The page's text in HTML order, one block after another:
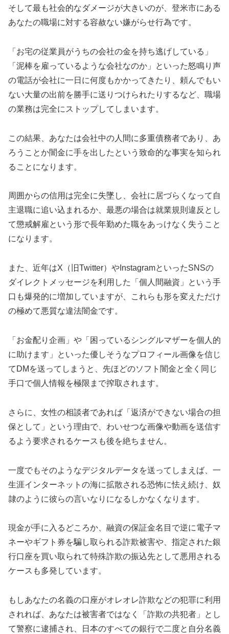
そして最も社会的なダメージが大きいのが、登米市にある
あなたの職場に対する容赦ない嫌がらせ行為です。
「お宅の従業員がうちの会社の金を持ち逃げしている」
「泥棒を雇っているような会社なのか」といった怒鳴り声
の電話が会社に一日に何度もかかってきたり、頼んでもい
ない大量の出前を勝手に送りつけられたりするなど、職場
の業務は完全にストップしてしまいます。
この結果、あなたは会社中の人間に多重債務者であり、あ
ろうことか闇金に手を出したという致命的な事実を知られ
ることになります。
周囲からの信用は完全に失墜し、会社に居づらくなって自
主退職に追い込まれるか、最悪の場合は就業規則違反とし
て懲戒解雇という形で長年勤めた職をあっけなく失うこと
になります。
また、近年はX（旧Twitter）やInstagramといったSNSの
ダイレクトメッセージを利用した「個人間融資」という手
口も爆発的に増加していますが、これらも形を変えただけ
の極めて悪質な違法闇金です。
「お金配り企画」や「困っているシングルマザーを個人的
に助けます」といった優しそうなプロフィール画像を信じ
てDMを送ってしまうと、先ほどのソフト闇金と全く同じ
手口で個人情報を極限まで搾取されます。
さらに、女性の相談者であれば「返済ができない場合の担
保として」という理由で、わいせつな画像や動画を送信す
るよう要求されるケースも後を絶ちません。
一度でもそのようなデジタルデータを送ってしまえば、一
生涯インターネットの海に拡散される恐怖に怯え続け、奴
隷のように彼らの言いなりになるしかなくなります。
現金が手に入るどころか、融資の保証金名目で逆に電子マ
ネーやギフト券を騙し取られる詐欺被害や、指定された銀
行口座を買い取られて特殊詐欺の振込先として悪用される
ケースも多発しています。
もしあなたの名義の口座がオレオレ詐欺などの犯罪に利用
されれば、あなたは被害者ではなく「詐欺の共犯者」とし
て警察に逮捕され、日本のすべての銀行で二度と自分名義